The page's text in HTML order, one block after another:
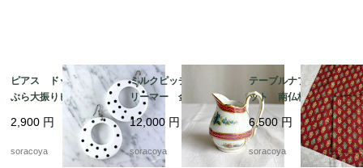
ピアス ドット ぶら
ぶら大振りピアス 軽
くて大きいピアス 12
acce5
2,900 円
soracoya
ミルクピッチャー ク
リーマー 金彩格子
花ブーケ手描き クラシ
ックスタイル 19twm
57
12,000 円
soracoya
テーブルナプキン2枚セ
ット 南仏柄 ランチ
ョンマット ヴァルド
ローム ハンカチ ソ
レイアード マルチク
ロス 12cler3
6,500円
soracoya